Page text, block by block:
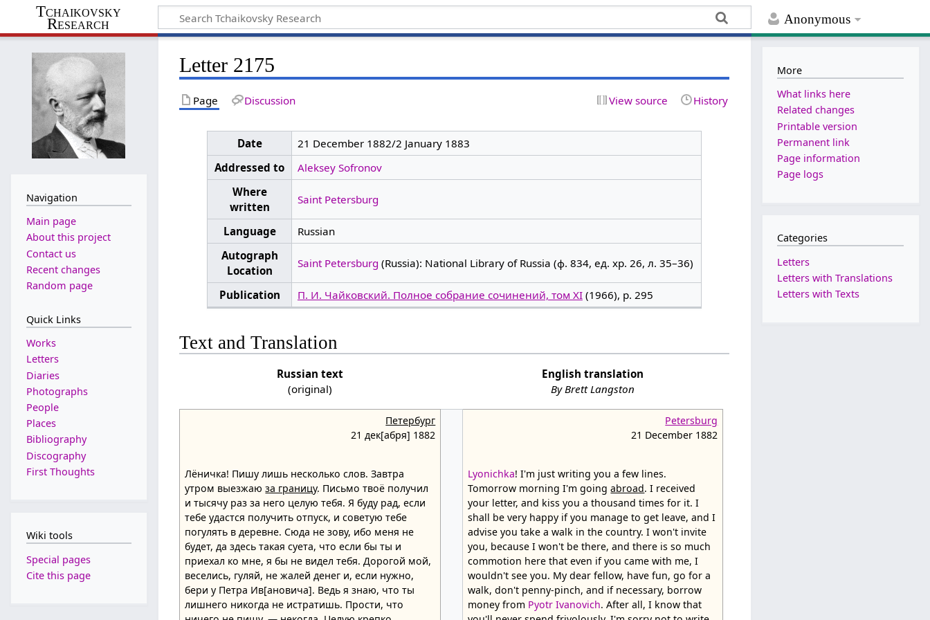
Anonymous
Tchaikovsky
Research
Letter 2175
Page Discussion View source History
Date
21 December 1882/2 January 1883
Addressed to
Aleksey Sofronov
Where
written
Saint Petersburg
Language
Russian
Autograph
Location
Saint Petersburg (Russia): National Library of Russia (ф. 834, ед. хр. 26, л. 35–36)
Publication П. И. Чайковский. Полное собрание сочинений, том XI(1966), p. 295
Text and Translation
Russian text
(original)
English translation
By Brett Langston
Петербург
21 дек[абря] 1882
Лёничка! Пишу лишь несколько слов. Завтра
утром выезжаюза границу. Письмо твоё получил
и тысячу раз за него целую тебя. Я буду рад, если
тебе удастся получить отпуск, и советую тебе
погулять в деревне. Сюда не зову, ибо меня не
будет, да здесь такая суета, что если бы ты и
приехал ко мне, я бы не видел тебя. Дорогой мой,
веселись, гуляй, не жалей денег и, если нужно,
бери у Петра Ив[ановича]. Ведь я знаю, что ты
лишнего никогда не истратишь. Прости, что
Petersburg
21 December 1882
Lyonichka! I'm just writing you a few lines.
Tomorrow morning I'm goingabroad. I received
your letter, and kiss you a thousand times for it. I
shall be very happy if you manage to get leave, and I
advise you take a walk in the country. I won't invite
you, because I won't be there, and there is so much
commotion here that even if you came with me, I
wouldn't see you. My dear fellow, have fun, go for a
walk, don't penny-pinch, and if necessary, borrow
money from Pyotr Ivanovich. After all, I know that
Navigation
Main page
About this project
Contact us
Recent changes
Random page
Quick Links
Works
Letters
Diaries
Photographs
People
Places
Bibliography
Discography
First Thoughts
Wiki tools
Special pages
Cite this page
More
What links here
Related changes
Printable version
Permanent link
Page information
Page logs
Categories
Letters
Letters with Translations
Letters with Texts